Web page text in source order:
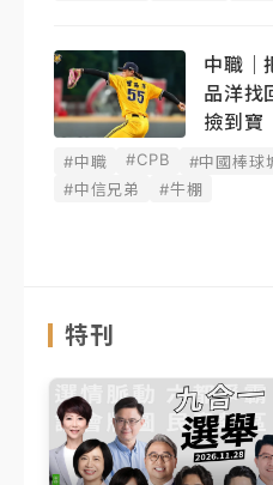
中職｜
品洋
撿到寶
#中職 #CPB #中國棒球
#中信兄弟
#牛棚
特刊